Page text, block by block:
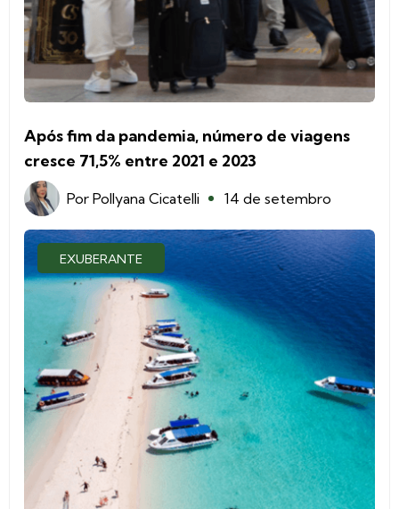
Após fim da pandemia, número de viagens
cresce 71,5% entre 2021 e 2023
Por Pollyana Cicatelli 14 de setembro
EXUBERANTE